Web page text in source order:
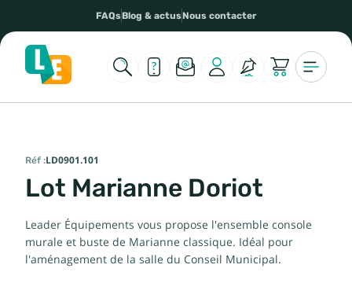
FAQsBlog & actusNous contacter
Réf :LD0901.101
Lot Marianne Doriot
Leader Équipements vous propose l'ensemble console
murale et buste de Marianne classique. Idéal pour
l'aménagement de la salle du Conseil Municipal.